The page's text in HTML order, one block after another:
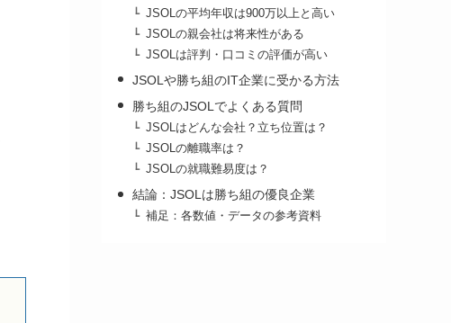
JSOLの平均年収は900万以上と高い
JSOLの親会社は将来性がある
JSOLは評判・口コミの評価が高い
JSOLや勝ち組のIT企業に受かる方法
勝ち組のJSOLでよくある質問
JSOLはどんな会社？立ち位置は？
JSOLの離職率は？
JSOLの就職難易度は？
結論：JSOLは勝ち組の優良企業
補足：各数値・データの参考資料